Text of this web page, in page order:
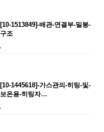
[10-1513849]-배관-연결부-밀봉-
구조
[10-1445618]-가스관의-히팅-및-
보온용-히팅자…